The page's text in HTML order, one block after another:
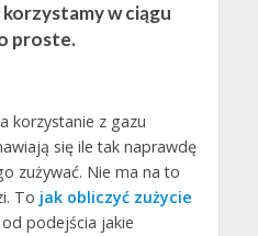
w ciągu
proste.
korzystanie z gazu
się ile tak naprawdę
zużywać. Nie ma na to
To jak obliczyć zużycie
od podejścia jakie